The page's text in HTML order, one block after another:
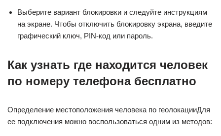
Выберите вариант блокировки и следуйте инструкциям
на экране. Чтобы отключить блокировку экрана, введите
графический ключ, PIN-код или пароль.
Как узнать где находится человек
по номеру телефона бесплатно
Определение местоположения человека по геолокацииДля
ее подключения можно воспользоваться одним из методов: